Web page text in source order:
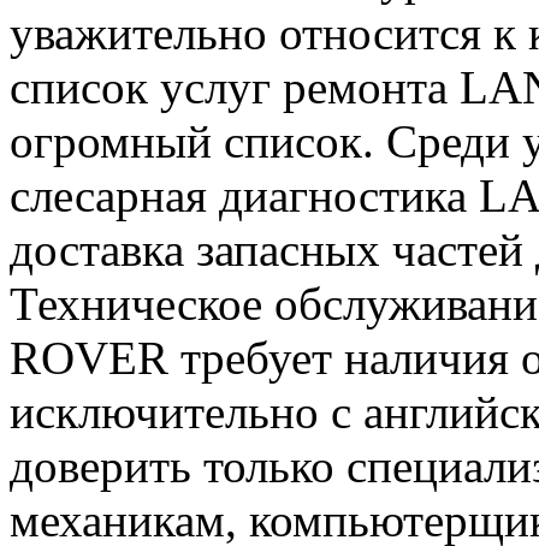
уважительно относится
список услуг ремонта
огромный список. Среди
слесарная диагностика
доставка запасных
Техническое
ROVER требует наличия
исключительно с
доверить только
механикам,